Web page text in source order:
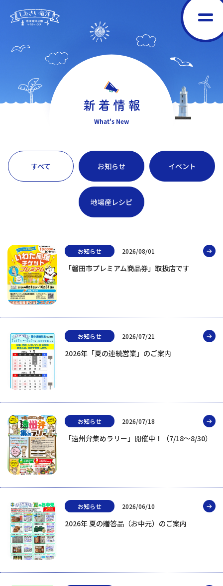
新着情報
What's New
すべて お知らせ イベント
地場産レシピ
お知らせ 2026/08/01
「磐田市プレミアム商品券」取扱店です
お知らせ 2026/07/21
2026年「夏の連続営業」のご案内
お知らせ 2026/07/18
「遠州弁集めラリー」開催中！（7/18～8/30）
お知らせ 2026/06/10
2026年 夏の贈答品（お中元）のご案内